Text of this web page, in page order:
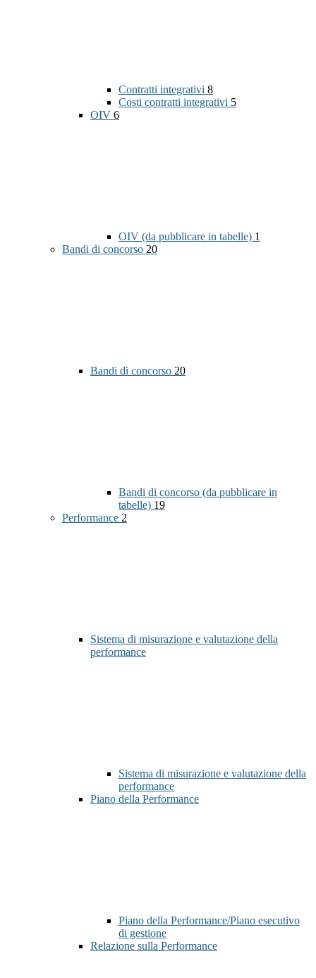
Contratti integrativi 8
Costi contratti integrativi 5
OIV 6
OIV (da pubblicare in tabelle) 1
Bandi di concorso 20
Bandi di concorso 20
Bandi di concorso (da pubblicare in
tabelle) 19
Performance 2
Sistema di misurazione e valutazione della
performance
Sistema di misurazione e valutazione della
performance
Piano della Performance
Piano della Performance/Piano esecutivo
di gestione
Relazione sulla Performance